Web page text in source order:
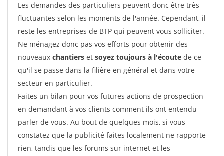
Les demandes des particuliers peuvent donc être très
fluctuantes selon les moments de l'année. Cependant, il
reste les entreprises de BTP qui peuvent vous solliciter.
Ne ménagez donc pas vos efforts pour obtenir des
nouveaux chantiers et soyez toujours à l'écoute de ce
qu'il se passe dans la filière en général et dans votre
secteur en particulier.
Faites un bilan pour vos futures actions de prospection
en demandant à vos clients comment ils ont entendu
parler de vous. Au bout de quelques mois, si vous
constatez que la publicité faites localement ne rapporte
rien, tandis que les forums sur internet et les